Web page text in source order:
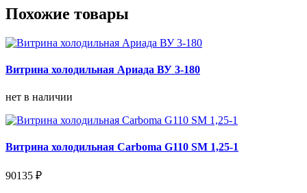
Похожие товары
Витрина холодильная Ариада ВУ 3-180
нет в наличии
Витрина холодильная Carboma G110 SM 1,25-1
90135 ₽